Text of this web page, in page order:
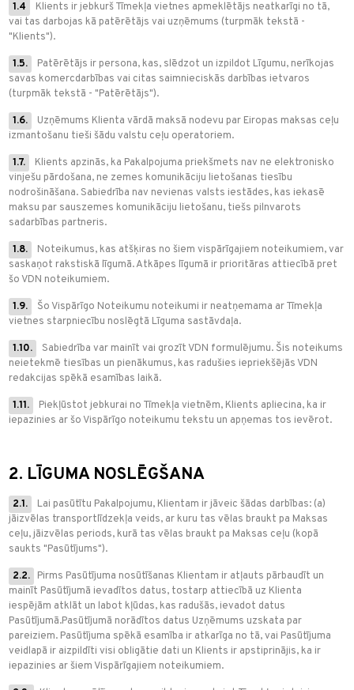
1.4
Klients ir jebkurš Tīmekļa vietnes apmeklētājs neatkarīgi no tā,
vai tas darbojas kā patērētājs vai uzņēmums (turpmāk tekstā -
"Klients").
1.5.
Patērētājs ir persona, kas, slēdzot un izpildot Līgumu, nerīkojas
savas komercdarbības vai citas saimnieciskās darbības ietvaros
(turpmāk tekstā - "Patērētājs").
1.6.
Uzņēmums Klienta vārdā maksā nodevu par Eiropas maksas ceļu
izmantošanu tieši šādu valstu ceļu operatoriem.
1.7.
Klients apzinās, ka Pakalpojuma priekšmets nav ne elektronisko
vinješu pārdošana, ne zemes komunikāciju lietošanas tiesību
nodrošināšana. Sabiedrība nav nevienas valsts iestādes, kas iekasē
maksu par sauszemes komunikāciju lietošanu, tiešs pilnvarots
sadarbības partneris.
1.8.
Noteikumus, kas atšķiras no šiem vispārīgajiem noteikumiem, var
saskaņot rakstiskā līgumā. Atkāpes līgumā ir prioritāras attiecībā pret
šo VDN noteikumiem.
1.9.
Šo Vispārīgo Noteikumu noteikumi ir neatņemama ar Tīmekļa
vietnes starpniecību noslēgtā Līguma sastāvdaļa.
1.10.
Sabiedrība var mainīt vai grozīt VDN formulējumu. Šis noteikums
neietekmē tiesības un pienākumus, kas radušies iepriekšējās VDN
redakcijas spēkā esamības laikā.
1.11.
Piekļūstot jebkurai no Tīmekļa vietnēm, Klients apliecina, ka ir
iepazinies ar šo Vispārīgo noteikumu tekstu un apņemas tos ievērot.
2. LĪGUMA NOSLĒGŠANA
2.1.
Lai pasūtītu Pakalpojumu, Klientam ir jāveic šādas darbības: (a)
jāizvēlas transportlīdzekļa veids, ar kuru tas vēlas braukt pa Maksas
ceļu, jāizvēlas periods, kurā tas vēlas braukt pa Maksas ceļu (kopā
saukts "Pasūtījums").
2.2.
Pirms Pasūtījuma nosūtīšanas Klientam ir atļauts pārbaudīt un
mainīt Pasūtījumā ievadītos datus, tostarp attiecībā uz Klienta
iespējām atklāt un labot kļūdas, kas radušās, ievadot datus
Pasūtījumā.Pasūtījumā norādītos datus Uzņēmums uzskata par
pareiziem. Pasūtījuma spēkā esamība ir atkarīga no tā, vai Pasūtījuma
veidlapā ir aizpildīti visi obligātie dati un Klients ir apstiprinājis, ka ir
iepazinies ar šiem Vispārīgajiem noteikumiem.